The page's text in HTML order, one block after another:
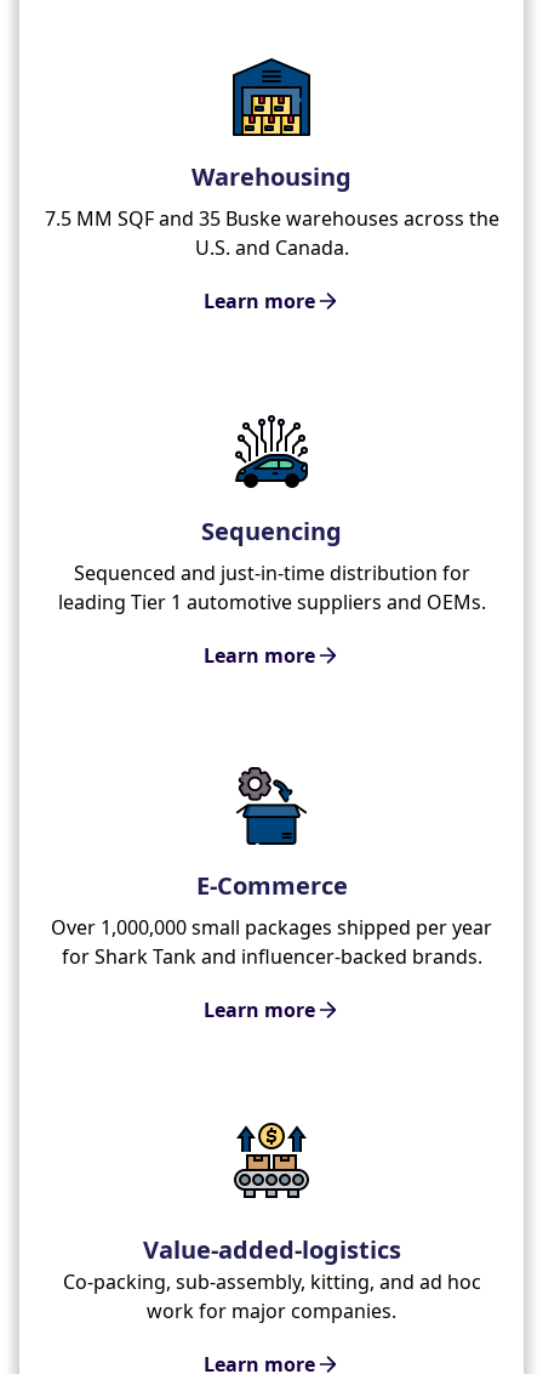
Warehousing
7.5 MM SQF and 35 Buske warehouses across the
U.S. and Canada.
Learn more
Sequencing
Sequenced and just-in-time distribution for
leading Tier 1 automotive suppliers and OEMs.
Learn more
E-Commerce
Over 1,000,000 small packages shipped per year
for Shark Tank and influencer-backed brands.
Learn more
Value-added-logistics
Co-packing, sub-assembly, kitting, and ad hoc
work for major companies.
Learn more